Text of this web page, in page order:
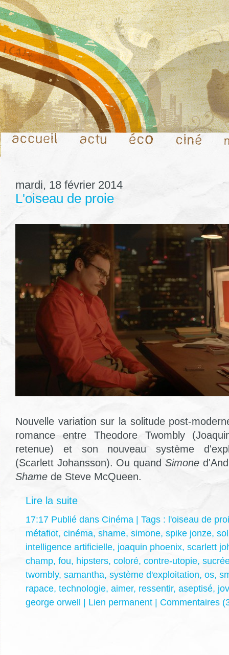
mardi, 18 février 2014
L'oiseau de proie
Nouvelle variation sur la solitude post-
romance entre Theodore Twombly
retenue) et son nouveau système
(Scarlett Johansson). Ou quand Simone
Shame de Steve McQueen.
Lire la suite
17:17 Publié dans Cinéma | Tags : l'oiseau de
métafiot, cinéma, shame, simone, spike jonze,
intelligence artificielle, joaquin phoenix, scarlett
champ, fou, hipsters, coloré, contre-utopie,
twombly, samantha, système d'exploitation, os,
rapace, technologie, aimer, ressentir, aseptisé,
george orwell | Lien permanent | Commentaires